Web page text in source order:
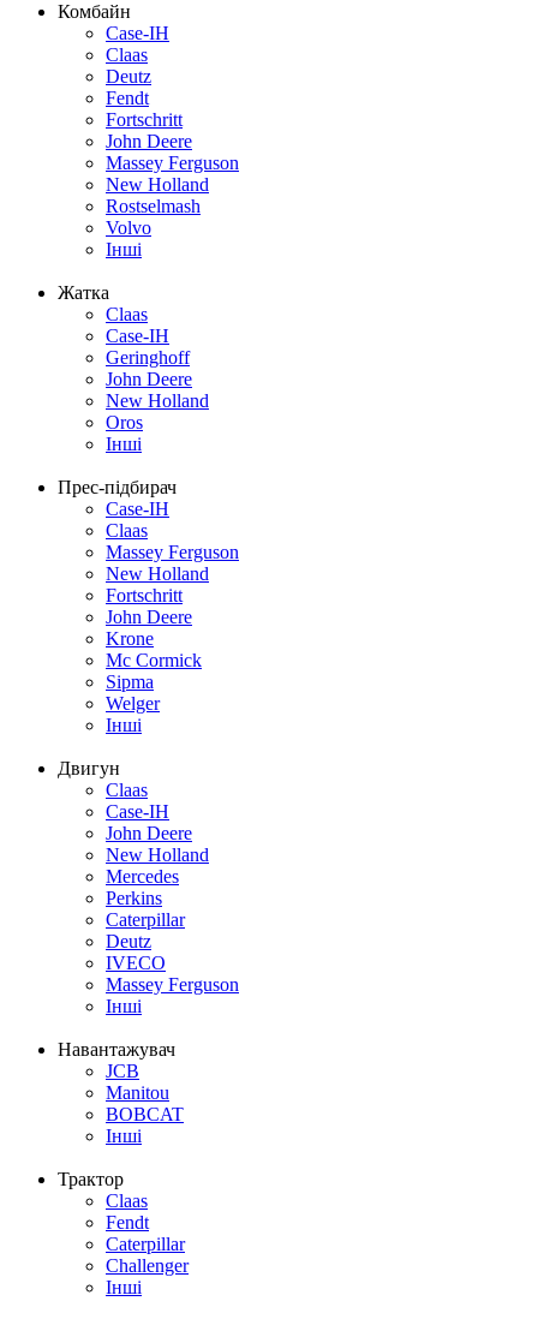
Комбайн
Case-IH
Claas
Deutz
Fendt
Fortschritt
John Deere
Massey Ferguson
New Holland
Rostselmash
Volvo
Інші
Жатка
Claas
Case-IH
Geringhoff
John Deere
New Holland
Oros
Інші
Прес-підбирач
Case-IH
Claas
Massey Ferguson
New Holland
Fortschritt
John Deere
Krone
Mc Cormick
Sipma
Welger
Інші
Двигун
Claas
Case-IH
John Deere
New Holland
Mercedes
Perkins
Caterpillar
Deutz
IVECO
Massey Ferguson
Інші
Навантажувач
JCB
Manitou
BOBCAT
Інші
Трактор
Claas
Fendt
Caterpillar
Challenger
Інші